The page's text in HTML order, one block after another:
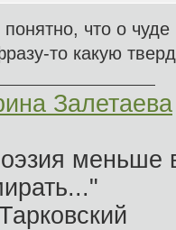
понятно, что о чуде
то какую
Залетаева
меньше